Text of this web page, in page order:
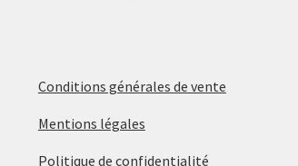
Conditions générales de vente
Mentions légales
Politique de confidentialité